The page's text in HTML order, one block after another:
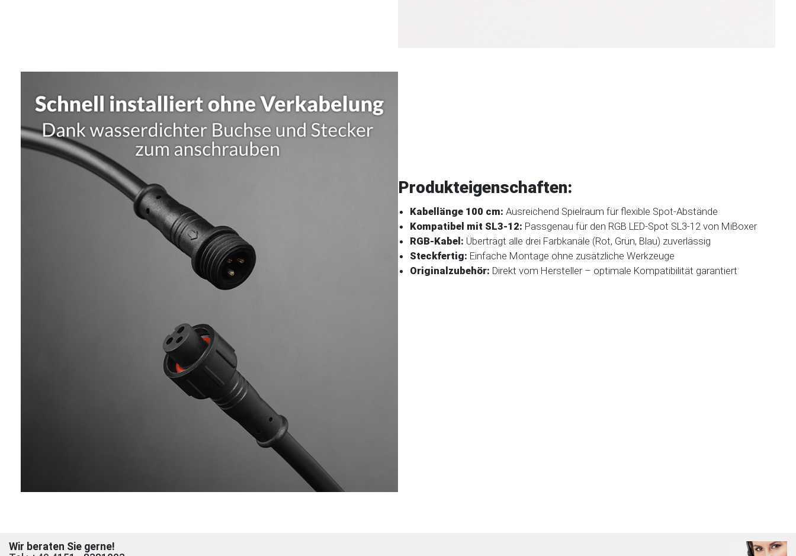
Produkteigenschaften:
Kabellänge 100 cm: Ausreichend Spielraum für flexible Spot-Abstände
Kompatibel mit SL3-12: Passgenau für den RGB LED-Spot SL3-12 von MiBoxer
RGB-Kabel: Überträgt alle drei Farbkanäle (Rot, Grün, Blau) zuverlässig
Steckfertig: Einfache Montage ohne zusätzliche Werkzeuge
Originalzubehör: Direkt vom Hersteller – optimale Kompatibilität garantiert
Wir beraten Sie gerne!